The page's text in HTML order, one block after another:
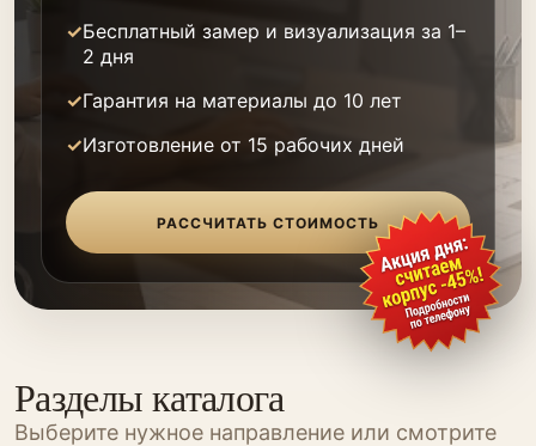
Бесплатный замер и визуализация за 1–
2 дня
Гарантия на материалы до 10 лет
Изготовление от 15 рабочих дней
РАССЧИТАТЬ СТОИМОСТЬ
Разделы каталога
Выберите нужное направление или смотрите